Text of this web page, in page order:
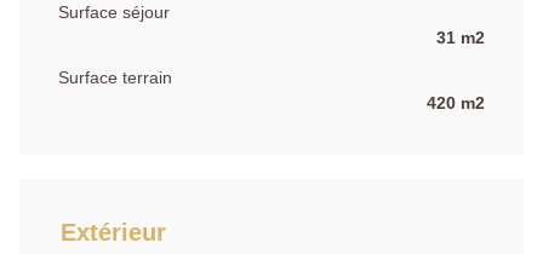
Surface séjour
31 m2
Surface terrain
420 m2
Extérieur